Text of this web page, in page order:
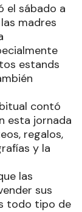
el sábado a
madres
estands
contó
esta jornada
regalos,
y la
las
sus
todo tipo de